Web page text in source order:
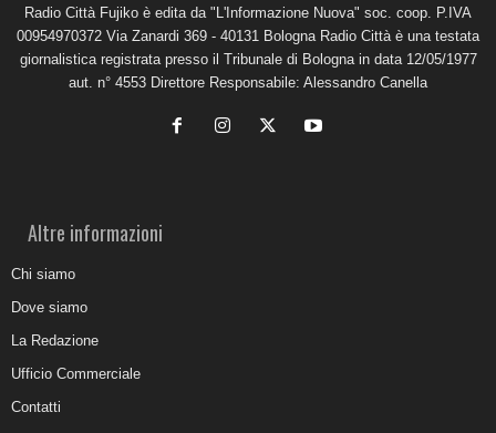
Radio Città Fujiko è edita da "L'Informazione Nuova" soc. coop. P.IVA
00954970372 Via Zanardi 369 - 40131 Bologna Radio Città è una testata
giornalistica registrata presso il Tribunale di Bologna in data 12/05/1977
aut. n° 4553 Direttore Responsabile: Alessandro Canella
Altre informazioni
Chi siamo
Dove siamo
La Redazione
Ufficio Commerciale
Contatti